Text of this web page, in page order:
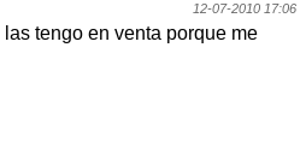
12-07-2010 17:06
tengo en venta porque me